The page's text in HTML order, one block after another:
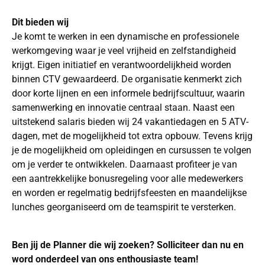
Dit bieden wij
Je komt te werken in een dynamische en professionele
werkomgeving waar je veel vrijheid en zelfstandigheid
krijgt. Eigen initiatief en verantwoordelijkheid worden
binnen CTV gewaardeerd. De organisatie kenmerkt zich
door korte lijnen en een informele bedrijfscultuur, waarin
samenwerking en innovatie centraal staan. Naast een
uitstekend salaris bieden wij 24 vakantiedagen en 5 ATV-
dagen, met de mogelijkheid tot extra opbouw. Tevens krijg
je de mogelijkheid om opleidingen en cursussen te volgen
om je verder te ontwikkelen. Daarnaast profiteer je van
een aantrekkelijke bonusregeling voor alle medewerkers
en worden er regelmatig bedrijfsfeesten en maandelijkse
lunches georganiseerd om de teamspirit te versterken.
Ben jij de Planner die wij zoeken? Solliciteer dan nu en
word onderdeel van ons enthousiaste team!